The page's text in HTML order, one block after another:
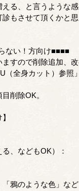
る、と言うような
もさせて頂くかと
ない！方向け■■■■
すので削除追加、
（全身カット）参照
削除OK。
、などもOK）：
「鴉のような色」な